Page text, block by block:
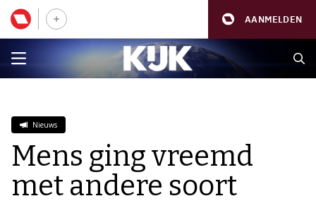
AANMELDEN
Nieuws
Mens ging vreemd
met andere soort